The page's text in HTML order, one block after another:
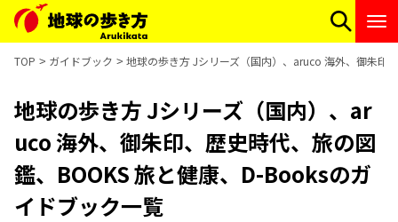
TOP ガイドブック 地球の歩き方 Jシリーズ（国内）、aruco 海外、御朱印
地球の歩き方 Jシリーズ（国内）、ar
uco 海外、御朱印、歴史時代、旅の図
鑑、BOOKS 旅と健康、D-Booksのガ
イドブック一覧